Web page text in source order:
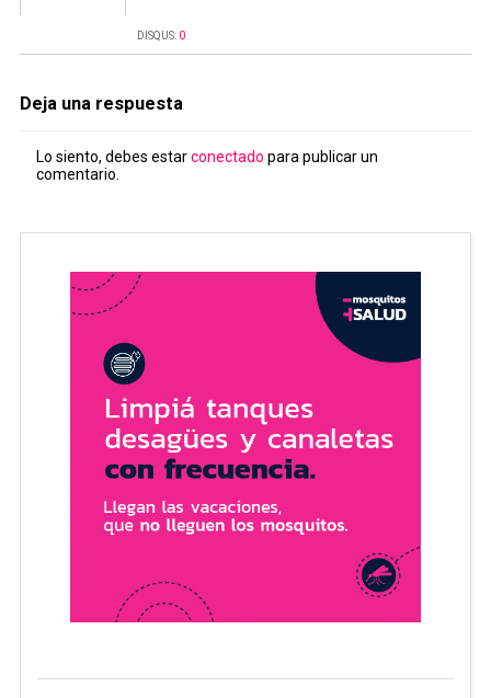
DISQUS: 0
Deja una respuesta
Lo siento, debes estarconectado para publicar un
comentario.